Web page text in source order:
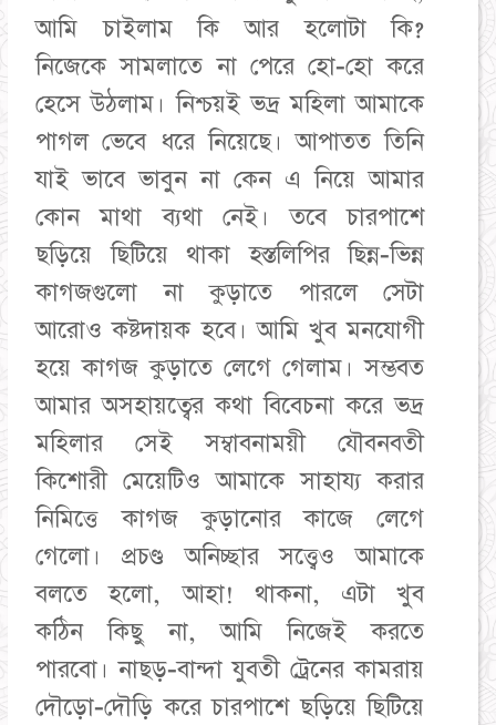
আমি চাইলাম কি আর হলোটা কি?
নিজেকে সামলাতে না পেরে হো-হো করে
হেসে উঠলাম। নিশ্চয়ই ভদ্র মহিলা আমাকে
পাগল ভেবে ধরে নিয়েছে। আপাতত তিনি
যাই ভাবে ভাবুন না কেন এ নিয়ে আমার
কোন মাথা ব্যথা নেই। তবে চারপাশে
ছড়িয়ে ছিটিয়ে থাকা হস্তলিপির ছিন্ন-ভিন্ন
কাগজগুলো না কুড়াতে পারলে সেটা
আরোও কষ্টদায়ক হবে। আমি খুব মনযোগী
হয়ে কাগজ কুড়াতে লেগে গেলাম। সম্ভবত
আমার অসহায়ত্বের কথা বিবেচনা করে ভদ্র
মহিলার সেই সম্বাবনাময়ী যৌবনবতী
কিশোরী মেয়েটিও আমাকে সাহায্য করার
নিমিত্তে কাগজ কুড়ানোর কাজে লেগে
গেলো। প্রচণ্ড অনিচ্ছার সত্ত্বেও আমাকে
বলতে হলো, আহা! থাকনা, এটা খুব
কঠিন কিছু না, আমি নিজেই করতে
পারবো। নাছড়-বান্দা যুবতী ট্রেনের কামরায়
দৌড়ো-দৌড়ি করে চারপাশে ছড়িয়ে ছিটিয়ে